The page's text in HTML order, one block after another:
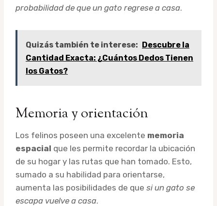
probabilidad de que un gato regrese a casa.
Quizás también te interese: Descubre la
Cantidad Exacta: ¿Cuántos Dedos Tienen
los Gatos?
Memoria y orientación
Los felinos poseen una excelente memoria
espacial que les permite recordar la ubicación
de su hogar y las rutas que han tomado. Esto,
sumado a su habilidad para orientarse,
aumenta las posibilidades de que si un gato se
escapa vuelve a casa.